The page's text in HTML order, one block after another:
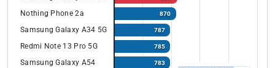
Nothing Phone 2a 870
Samsung Galaxy A34 5G 787
Redmi Note 13 Pro 5G 785
Samsung Galaxy A54 783